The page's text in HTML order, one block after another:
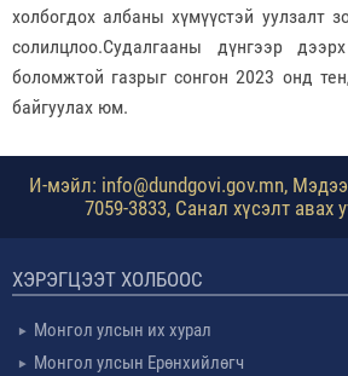
холбогдох албаны хүмүүстэй уулзалт
солилцлоо.Судалгааны дүнгээр
боломжтой газрыг сонгон 2023 онд
байгуулах юм.
И-мэйл: info@dundgovi.gov.mn,
7059-3833, Санал хүсэлт авах
ХЭРЭГЦЭЭТ ХОЛБООС
Монгол улсын их хурал
Монгол улсын Ерөнхийлөгч